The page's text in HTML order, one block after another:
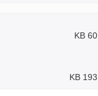
60 KB
193 KB